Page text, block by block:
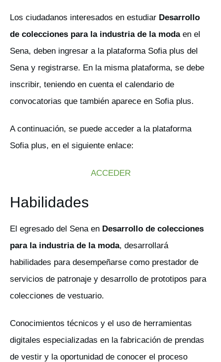
Los ciudadanos interesados en estudiar Desarrollo
de colecciones para la industria de la modaen el
Sena, deben ingresar a la plataforma Sofia plus del
Sena y registrarse. En la misma plataforma, se debe
inscribir, teniendo en cuenta el calendario de
convocatorias que también aparece en Sofia plus.
A continuación, se puede acceder a la plataforma
Sofia plus, en el siguiente enlace:
ACCEDER
Habilidades
El egresado del Sena en Desarrollo de colecciones
para la industria de la moda, desarrollará
habilidades para desempeñarse como prestador de
servicios de patronaje y desarrollo de prototipos para
colecciones de vestuario.
Conocimientos técnicos y el uso de herramientas
digitales especializadas en la fabricación de prendas
de vestir y la oportunidad de conocer el proceso